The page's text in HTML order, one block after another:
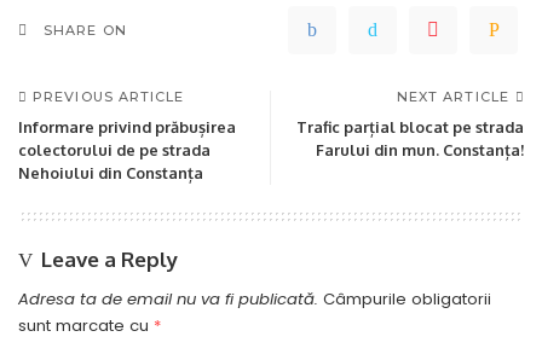
SHARE ON
PREVIOUS ARTICLE
Informare privind prăbușirea
colectorului de pe strada
Nehoiului din Constanța
NEXT ARTICLE
Trafic parțial blocat pe strada
Farului din mun. Constanța!
Leave a Reply
Adresa ta de email nu va fi publicată. Câmpurile obligatorii
sunt marcate cu *